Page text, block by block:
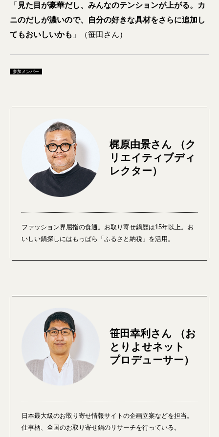
「 見た目が豪華だし、みんなのテンションが上がる。カ
ニのだしが濃いので、自分の好きな具材をさらに追加し
てもおいしいかも 」（笹田さん）
参加メンバー
梶原由景さん （ク
リエイティブディ
レクター）
ファッション界屈指の食通。お取り寄せ鍋歴は15年以上。お
いしい鍋探しにはもっぱら「ふるさと納税」を活用。
笹田幸利さん （お
とりよせネット
プロデューサー）
日本最大級のお取り寄せ情報サイトの企画立案などを担当。
仕事柄、全国のお取り寄せ鍋のリサーチを行っている。